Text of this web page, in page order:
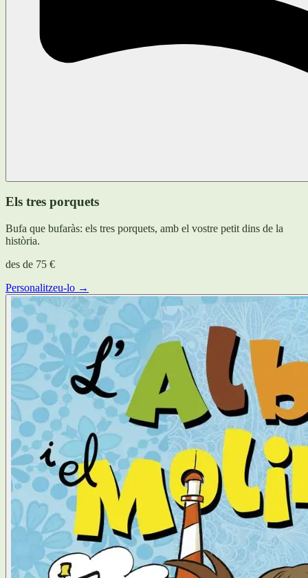
Els tres porquets
Bufa que bufaràs: els tres porquets, amb el vostre petit dins de la
història.
des de 75 €
Personalitzeu-lo →